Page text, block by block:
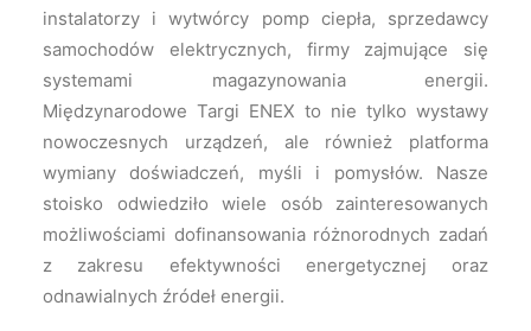
instalatorzy i wytwórcy pomp ciepła, sprzedawcy
samochodów elektrycznych, firmy zajmujące się
systemami magazynowania energii.
Międzynarodowe Targi ENEX to nie tylko wystawy
nowoczesnych urządzeń, ale również platforma
wymiany doświadczeń, myśli i pomysłów. Nasze
stoisko odwiedziło wiele osób zainteresowanych
możliwościami dofinansowania różnorodnych zadań
z zakresu efektywności energetycznej oraz
odnawialnych źródeł energii.